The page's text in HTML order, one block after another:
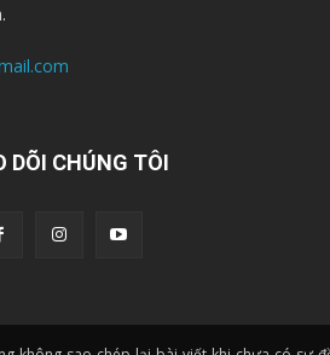
DÕI CHÚNG TÔI